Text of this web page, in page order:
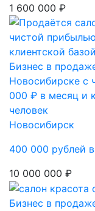
1 600 000 ₽
Бизнес в
Новосибирске с
000 ₽ в месяц и
человек
Новосибирск
400 000 рублей
10 000 000 ₽
Бизнес в